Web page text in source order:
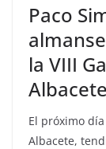
Paco
la VIII
Albacete
El próximo
Albacete,